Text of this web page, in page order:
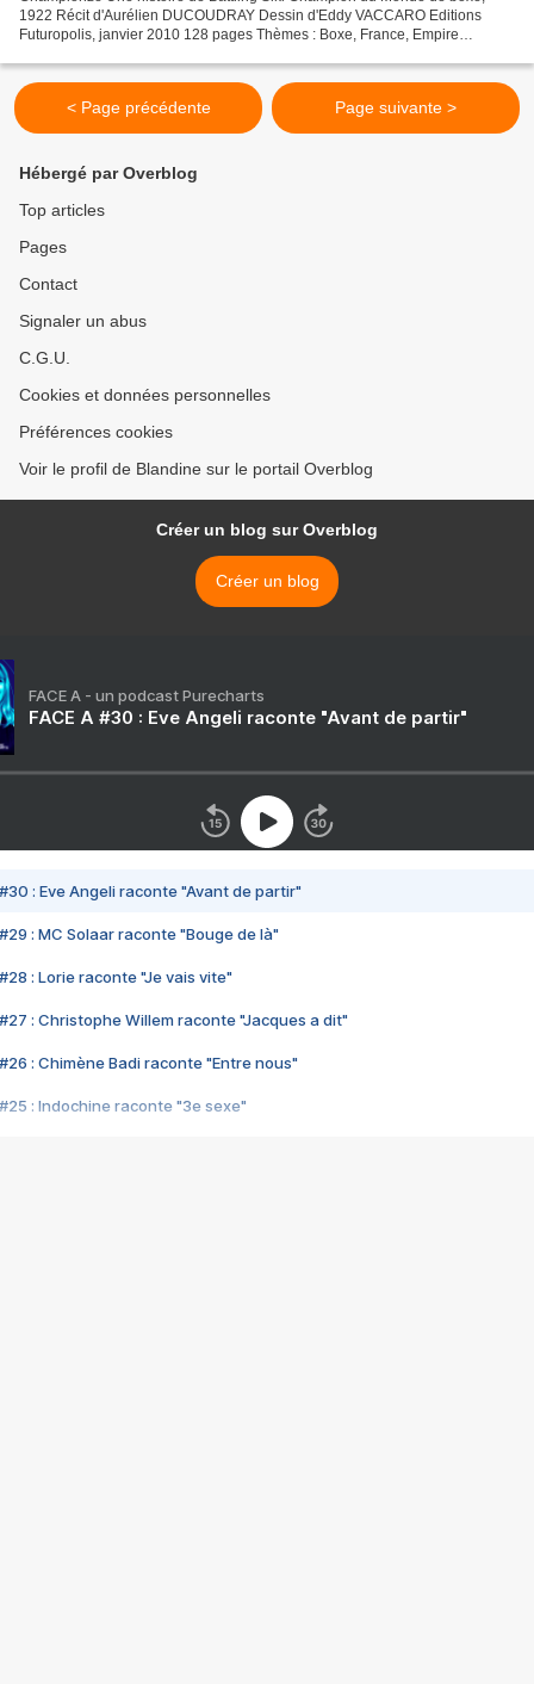
1922 Récit d'Aurélien DUCOUDRAY Dessin d'Eddy VACCARO Editions
Futuropolis, janvier 2010 128 pages Thèmes : Boxe, France, Empire
< Page précédente Page suivante >
Hébergé par Overblog
Top articles
Pages
Contact
Signaler un abus
C.G.U.
Cookies et données personnelles
Préférences cookies
Voir le profil de Blandine sur le portail Overblog
Créer un blog sur Overblog
Créer un blog
FACE A - un podcast Purecharts
FACE A #30 : Eve Angeli raconte "Avant de partir"
#30 : Eve Angeli raconte "Avant de partir"
#29 : MC Solaar raconte "Bouge de là"
#28 : Lorie raconte "Je vais vite"
#27 : Christophe Willem raconte "Jacques a dit"
#26 : Chimène Badi raconte "Entre nous"
#25 : Indochine raconte "3e sexe"